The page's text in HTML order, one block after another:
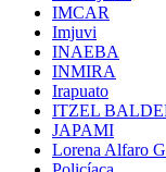
IMCAR
Imjuvi
INAEBA
INMIRA
Irapuato
ITZEL
JAPAMI
Lorena Alfaro